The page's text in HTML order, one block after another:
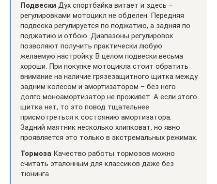
Подвески Дух спортбайка витает и здесь –
регулировками мотоцикл не обделен. Передняя
подвеска регулируется по поджатию, а задняя по
поджатию и отбою. Диапазоны регулировок
позволяют получить практически любую
желаемую настройку. В целом подвески весьма
хороши. При покупке мотоцикла стоит обратить
внимание на наличие грязезащитного щитка между
задним колесом и амортизатором – без него
долго моноамортизатор не проживет. А если этого
щитка нет, то это повод тщательнее
присмотреться к состоянию амортизатора.
Задний маятник несколько хлипковат, но явно
проявляется это только в экстремальных режимах.
Тормоза Качество работы тормозов можно
считать эталонным для классиков даже без
тюнинга.